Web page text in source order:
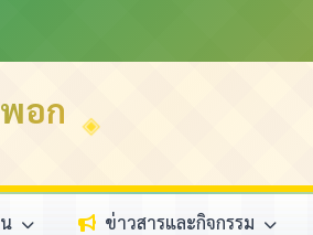
อก
ข่าวสารและกิจกรรม